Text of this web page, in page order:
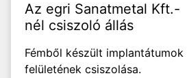
Az egri Sanatmetal Kft.-
nél csiszoló állás
Fémből készült implantátumok
felületének csiszolása.